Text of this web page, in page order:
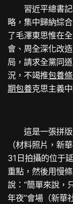
習近平總書記
略，集中歸納綜
了毛澤東思惟在
會、周全深化改
局，請求全黨同
況，不竭推包養
期包養克思主義
這是一張拼版
（材料照片，新
31日拍攝的位于
重點，然後用慢
說：“簡單來說，
年夜”會場（新華